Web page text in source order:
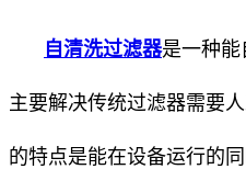
自清洗过滤器是一种能
主要解决传统过滤器需要
的特点是能在设备运行的